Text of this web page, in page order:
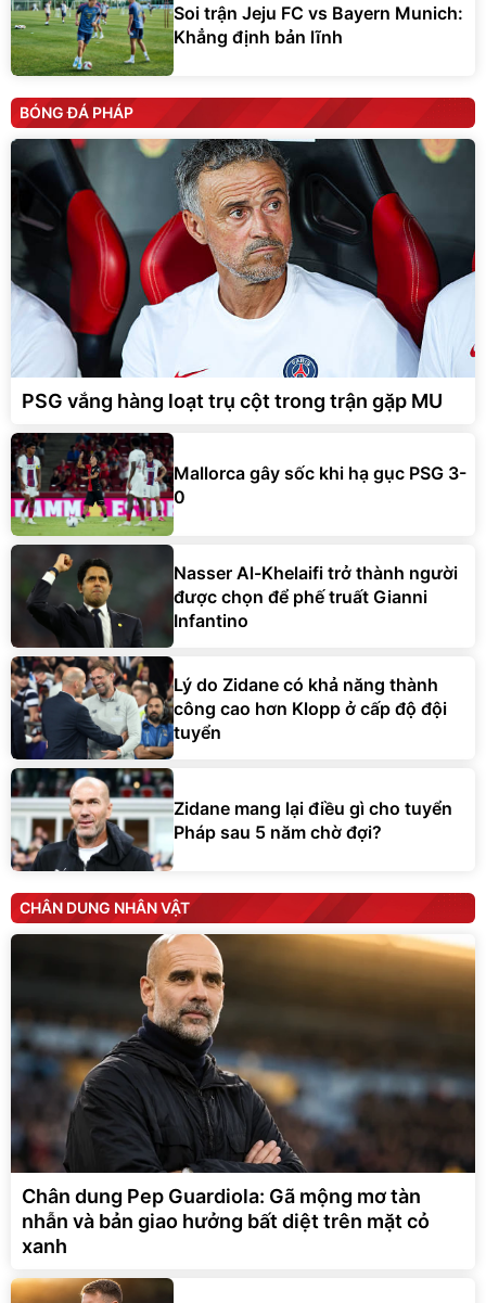
Soi trận Jeju FC vs Bayern Munich:
Khẳng định bản lĩnh
BÓNG ĐÁ PHÁP
PSG vắng hàng loạt trụ cột trong trận gặp MU
Mallorca gây sốc khi hạ gục PSG 3-
0
Nasser Al-Khelaifi trở thành người
được chọn để phế truất Gianni
Infantino
Lý do Zidane có khả năng thành
công cao hơn Klopp ở cấp độ đội
tuyển
Zidane mang lại điều gì cho tuyển
Pháp sau 5 năm chờ đợi?
CHÂN DUNG NHÂN VẬT
Chân dung Pep Guardiola: Gã mộng mơ tàn
nhẫn và bản giao hưởng bất diệt trên mặt cỏ
xanh